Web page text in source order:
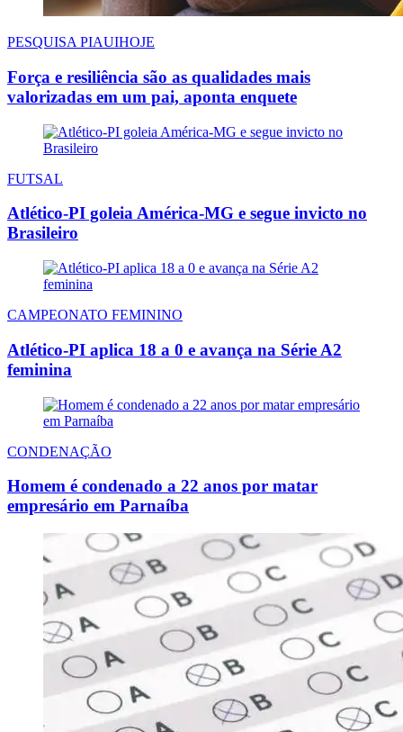
PESQUISA PIAUIHOJE
Força e resiliência são as qualidades mais
valorizadas em um pai, aponta enquete
FUTSAL
Atlético-PI goleia América-MG e segue invicto no
Brasileiro
CAMPEONATO FEMININO
Atlético-PI aplica 18 a 0 e avança na Série A2
feminina
CONDENAÇÃO
Homem é condenado a 22 anos por matar
empresário em Parnaíba